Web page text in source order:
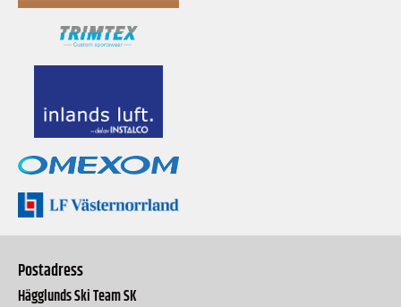
Postadress
Hägglunds Ski Team SK